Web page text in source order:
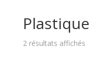
Plastique
2 résultats affichés